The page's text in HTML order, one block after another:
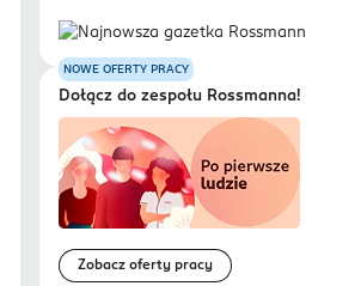
NOWE OFERTY PRACY
Dołącz do zespołu Rossmanna!
Zobacz oferty pracy